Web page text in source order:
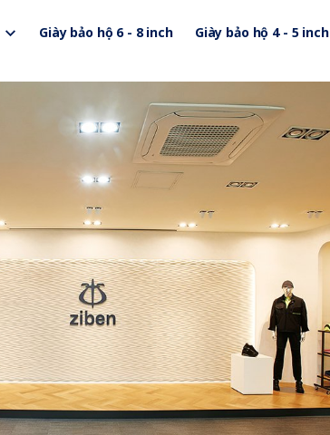
Giày bảo hộ 6 - 8 inch Giày bảo hộ 4 - 5 inch